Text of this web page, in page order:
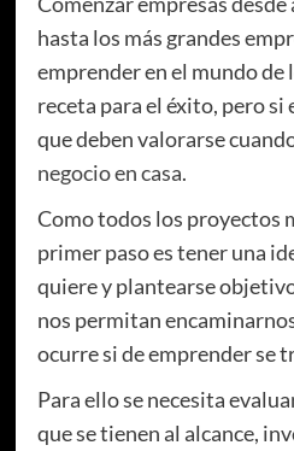
hasta los más grandes
emprender en el mundo de
receta para el éxito, pero si
que deben valorarse
negocio en casa.
Como todos los proyectos
primer paso es tener una
quiere y plantearse
nos permitan
ocurre si de emprender se
Para ello se necesita
que se tienen al alcance,